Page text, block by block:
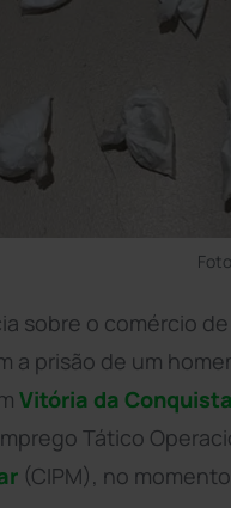
sobre o comércio
a prisão de um
Vitória da Conquista
Tático
(CIPM), no